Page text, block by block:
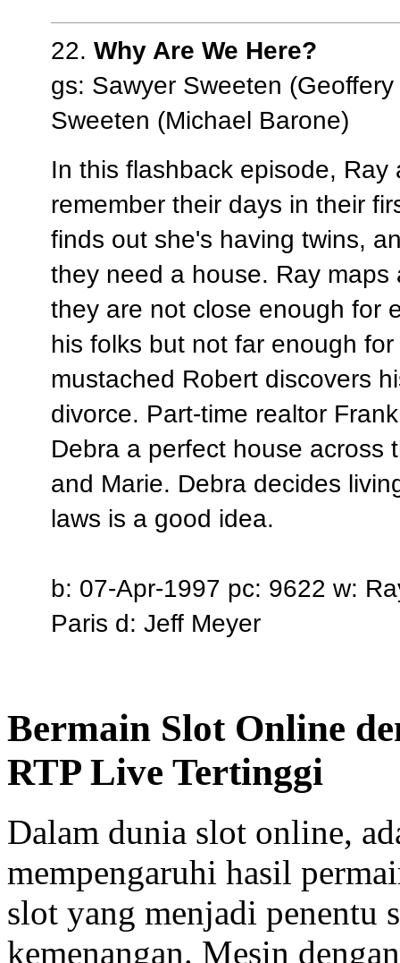
22. Why Are We Here?
gs: Sawyer Sweeten
Sweeten (Michael Barone)
In this flashback episode, Ray
remember their days in their
finds out she's having twins,
they need a house. Ray maps
they are not close enough for
his folks but not far enough
mustached Robert discovers
divorce. Part-time realtor
Debra a perfect house across
and Marie. Debra decides
laws is a good idea.
b: 07-Apr-1997 pc: 9622 w:
Paris d: Jeff Meyer
Bermain Slot Online
RTP Live Tertinggi
Dalam dunia slot online,
mempengaruhi hasil
slot yang menjadi penentu
kemenangan. Mesin